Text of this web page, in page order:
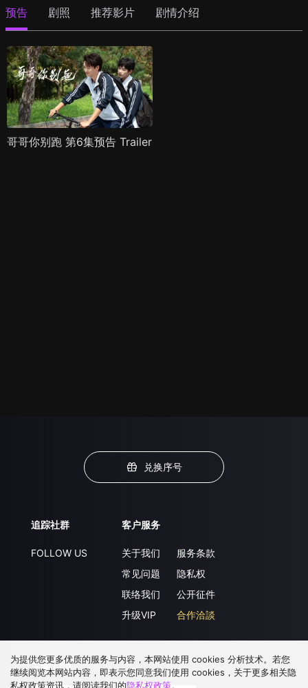
预告 剧照 推荐影片 剧情介绍
哥哥你别跑 第6集预告 Trailer
兑换序号
追踪社群
FOLLOW US
客户服务
关于我们
常见问题
联络我们
升级VIP
服务条款
隐私权
公开征件
合作洽談
下载 APP
为提供您更多优质的服务与内容，本网站使用 cookies 分析技术。若您
继续阅览本网站内容，即表示您同意我们使用 cookies，关于更多相关隐
私权政策资讯，请阅读我们的隐私权政策。